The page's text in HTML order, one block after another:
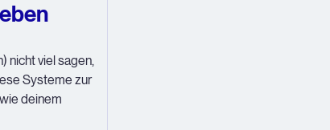
nicht viel sagen,
Systeme zur
deinem